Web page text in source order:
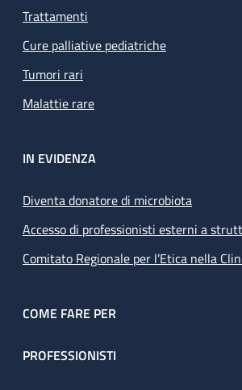
Trattamenti
Cure palliative pediatriche
Tumori rari
Malattie rare
IN EVIDENZA
Diventa donatore di microbiota
Accesso di professionisti esterni a
Comitato Regionale per l’Etica nella
COME FARE PER
PROFESSIONISTI